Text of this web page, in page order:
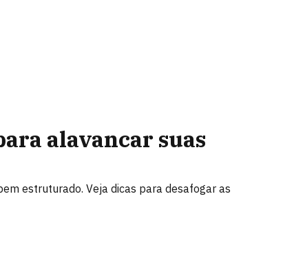
alavancar suas
estruturado. Veja dicas para desafogar as